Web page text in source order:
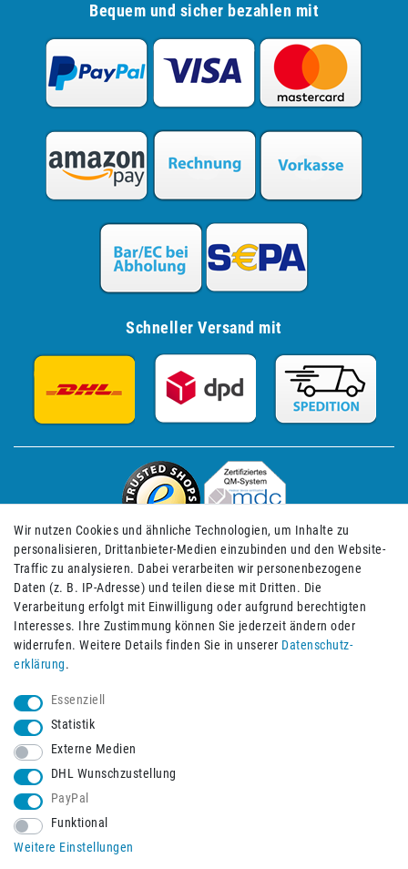
Bequem und sicher bezahlen mit
Schneller Versand mit
Impressum Daten­schutz­erklärung AGB
Wir nutzen Cookies und ähnliche Technologien, um Inhalte zu
personalisieren, Drittanbieter-Medien einzubinden und den Website-
Traffic zu analysieren. Dabei verarbeiten wir personenbezogene
Daten (z. B. IP-Adresse) und teilen diese mit Dritten. Die
Verarbeitung erfolgt mit Einwilligung oder aufgrund berechtigten
Interesses. Ihre Zustimmung können Sie jederzeit ändern oder
widerrufen. Weitere Details finden Sie in unserer Daten­schutz­
erklärung.
Essenziell
Statistik
Externe Medien
DHL Wunschzustellung
PayPal
Funktional
Weitere Einstellungen